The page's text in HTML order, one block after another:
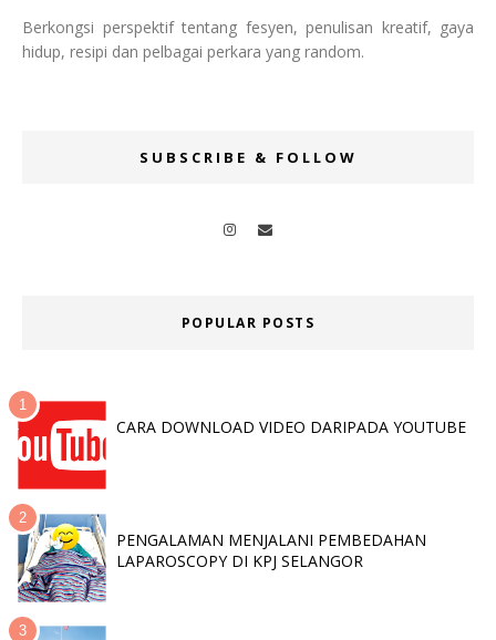
Berkongsi perspektif tentang fesyen, penulisan kreatif, gaya
hidup, resipi dan pelbagai perkara yang random.
SUBSCRIBE & FOLLOW
POPULAR POSTS
CARA DOWNLOAD VIDEO DARIPADA YOUTUBE
PENGALAMAN MENJALANI PEMBEDAHAN
LAPAROSCOPY DI KPJ SELANGOR